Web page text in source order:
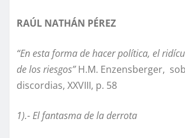
RAÚL NATHÁN PÉREZ
“En esta forma de hacer política, el
de los riesgos”H.M. Enzensberger,
discordias, XXVIII, p. 58
1).- El fantasma de la derrota